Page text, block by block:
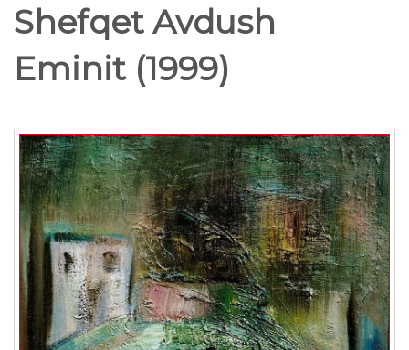
Shefqet Avdush
Eminit (1999)